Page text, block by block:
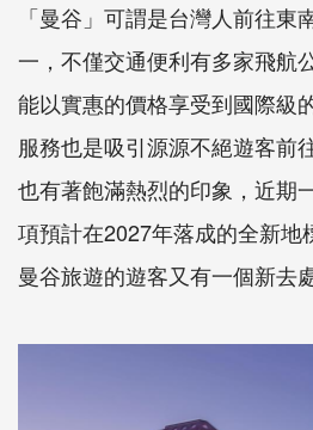
「曼谷」可謂是台灣人前往東
一，不僅交通便利有多家飛航
能以實惠的價格享受到國際級
服務也是吸引源源不絕遊客前
也有著飽滿熱烈的印象，近期
項預計在2027年落成的全新地
曼谷旅遊的遊客又有一個新去